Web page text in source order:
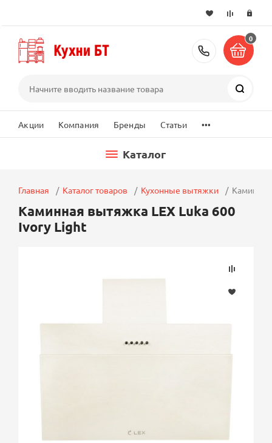
+7 (495)
0
Акции Компания Бренды Статьи ...
Каталог
Главная Каталог товаров Кухонные вытяжки
Каминная вытяжка LEX Luka 600
Ivory Light